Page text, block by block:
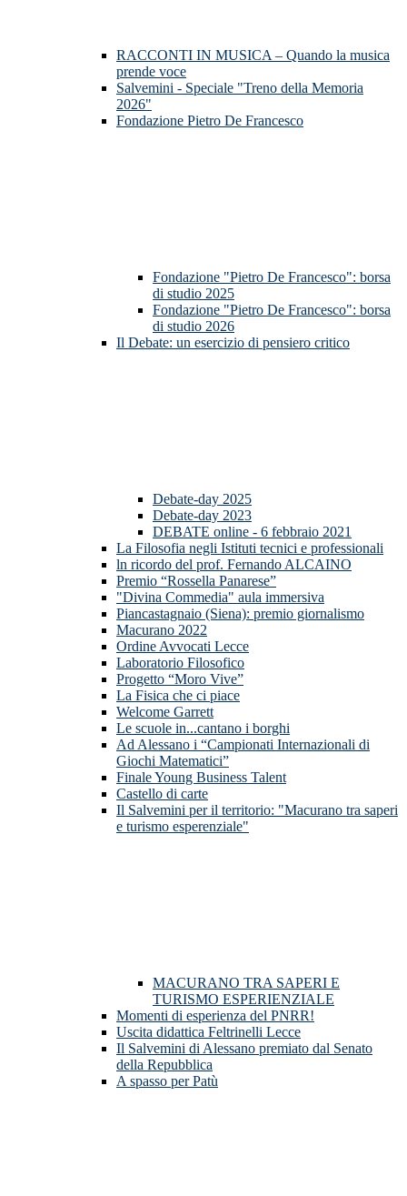
RACCONTI IN MUSICA – Quando la musica
prende voce
Salvemini - Speciale "Treno della Memoria
2026"
Fondazione Pietro De Francesco
Fondazione "Pietro De Francesco": borsa
di studio 2025
Fondazione "Pietro De Francesco": borsa
di studio 2026
Il Debate: un esercizio di pensiero critico
Debate-day 2025
Debate-day 2023
DEBATE online - 6 febbraio 2021
La Filosofia negli Istituti tecnici e professionali
ln ricordo del prof. Fernando ALCAINO
Premio “Rossella Panarese”
"Divina Commedia" aula immersiva
Piancastagnaio (Siena): premio giornalismo
Macurano 2022
Ordine Avvocati Lecce
Laboratorio Filosofico
Progetto “Moro Vive”
La Fisica che ci piace
Welcome Garrett
Le scuole in...cantano i borghi
Ad Alessano i “Campionati Internazionali di
Giochi Matematici”
Finale Young Business Talent
Castello di carte
Il Salvemini per il territorio: "Macurano tra saperi
e turismo esperenziale"
MACURANO TRA SAPERI E
TURISMO ESPERIENZIALE
Momenti di esperienza del PNRR!
Uscita didattica Feltrinelli Lecce
Il Salvemini di Alessano premiato dal Senato
della Repubblica
A spasso per Patù